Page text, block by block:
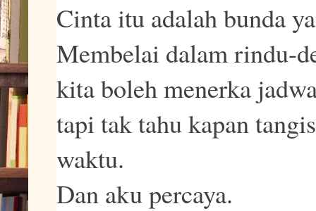
Cinta itu adalah bunda
Membelai dalam rindu-
kita boleh menerka
tapi tak tahu kapan
waktu.
Dan aku percaya.